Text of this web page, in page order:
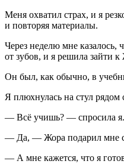
Меня охватил страх, и я
и повторяя материалы.
Через неделю мне казалось,
от зубов, и я решила зайти к
Он был, как обычно, в
Я плюхнулась на стул
— Всё учишь? — спросила я.
— Да, — Жора подарил мне
— А мне кажется, что я